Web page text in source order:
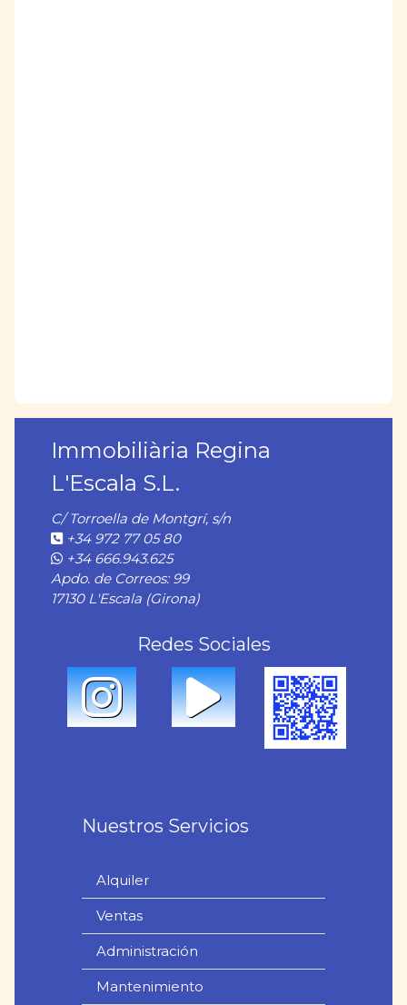
Immobiliària Regina
L'Escala S.L.
C/ Torroella de Montgrí, s/n
+34 972 77 05 80
+34 666.943.625
Apdo. de Correos: 99
17130 L'Escala (Girona)
Redes Sociales
Nuestros Servicios
Alquiler
Ventas
Administración
Mantenimiento